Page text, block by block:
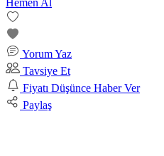
Yorum Yaz
Tavsiye Et
Fiyatı Düşünce Haber Ver
Paylaş